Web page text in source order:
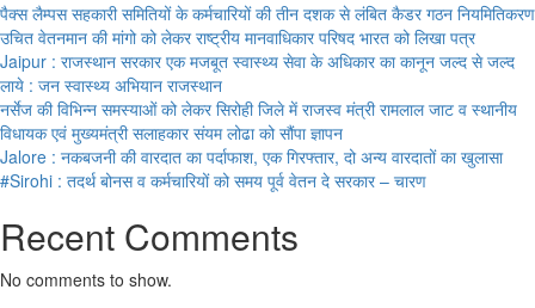
पैक्स लैम्पस सहकारी समितियों के कर्मचारियों की तीन दशक से लंबित कैडर गठन नियमितिकरण
उचित वेतनमान की मांगो को लेकर राष्ट्रीय मानवाधिकार परिषद भारत को लिखा पत्र
Jaipur : राजस्थान सरकार एक मजबूत स्वास्थ्य सेवा के अधिकार का कानून जल्द से जल्द
लाये : जन स्वास्थ्य अभियान राजस्थान
नर्सेज की विभिन्न समस्याओं को लेकर सिरोही जिले में राजस्व मंत्री रामलाल जाट व स्थानीय
विधायक एवं मुख्यमंत्री सलाहकार संयम लोढा को सौंपा ज्ञापन
Jalore : नकबजनी की वारदात का पर्दाफाश, एक गिरफ्तार, दो अन्य वारदातों का खुलासा
#Sirohi : तदर्थ बोनस व कर्मचारियों को समय पूर्व वेतन दे सरकार – चारण
Recent Comments
No comments to show.